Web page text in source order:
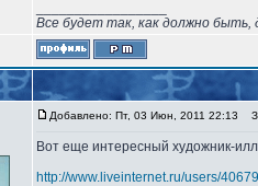
Все будет так, как должно быть,
Добавлено: Пт, 03 Июн, 2011 22:13
Вот еще интересный художник-
http://www.liveinternet.ru/users/